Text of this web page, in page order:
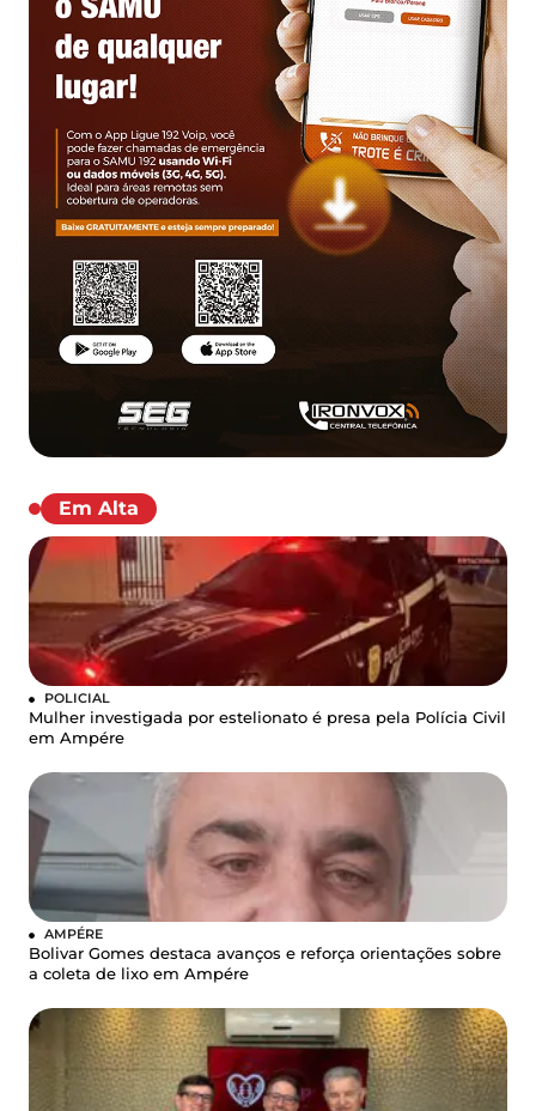
Em Alta
POLICIAL
Mulher investigada por estelionato é presa pela Polícia Civil
em Ampére
AMPÉRE
Bolivar Gomes destaca avanços e reforça orientações sobre
a coleta de lixo em Ampére